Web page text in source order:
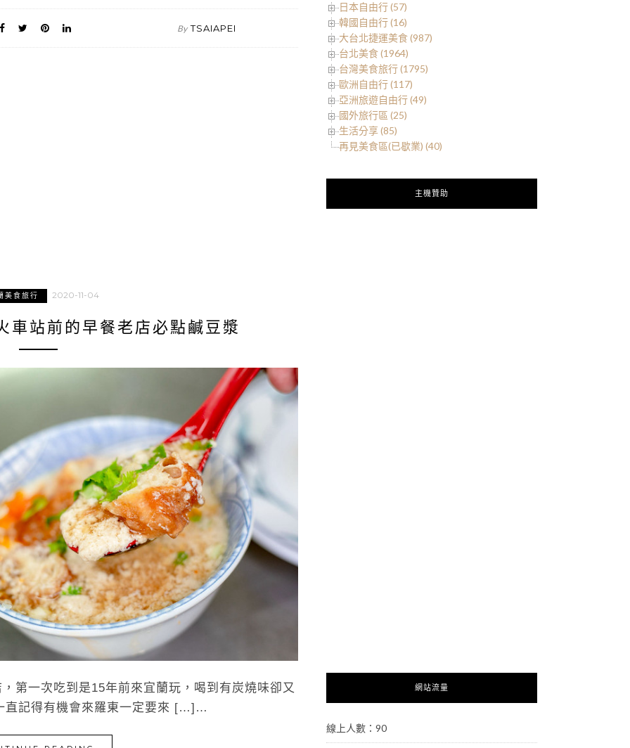
By TSAIAPEI
美食旅行 2020-11-04
車站前的早餐老店必點鹹豆漿
第一次吃到是15年前來宜蘭玩，喝到有炭燒味卻又
直記得有機會來羅東一定要來 […]…
日本自由行 (57)
韓國自由行 (16)
大台北捷運美食 (987)
台北美食 (1964)
台灣美食旅行 (1795)
歐洲自由行 (117)
亞洲旅遊自由行 (49)
國外旅行區 (25)
生活分享 (85)
再見美食區(已歇業) (40)
主機贊助
網站流量
線上人數：90